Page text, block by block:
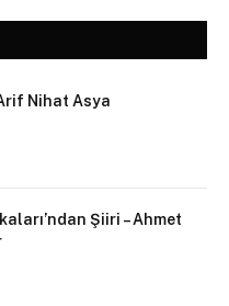
Nihat Asya
Şiiri – Ahmet